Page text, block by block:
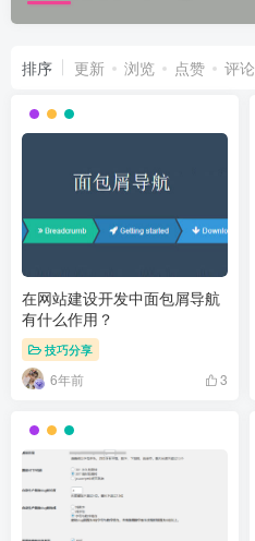
排序 更新 浏览 点赞 评论
在网站建设开发中面包屑导航
有什么作用？
技巧分享
6年前 3